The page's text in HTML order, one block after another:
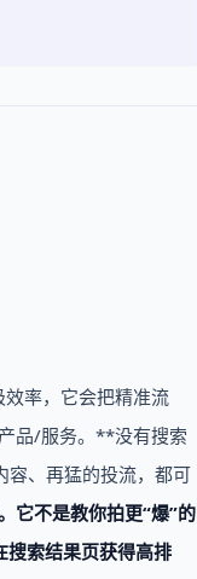
率，它会把精准流
品/服务。**没有搜索
容、再猛的投流，都可
它不是教你拍更“爆”的
搜索结果页获得高排